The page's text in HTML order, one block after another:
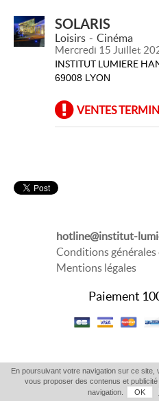
SOLARIS
Loisirs Cinéma
Mercredi 15 Juillet
INSTITUT LUMIERE
69008 LYON
VENTES
hotline@institut-
Conditions générales
Mentions légales
Paiement
En poursuivant votre navigation sur ce
vous proposer des contenus et
navigation.
OK